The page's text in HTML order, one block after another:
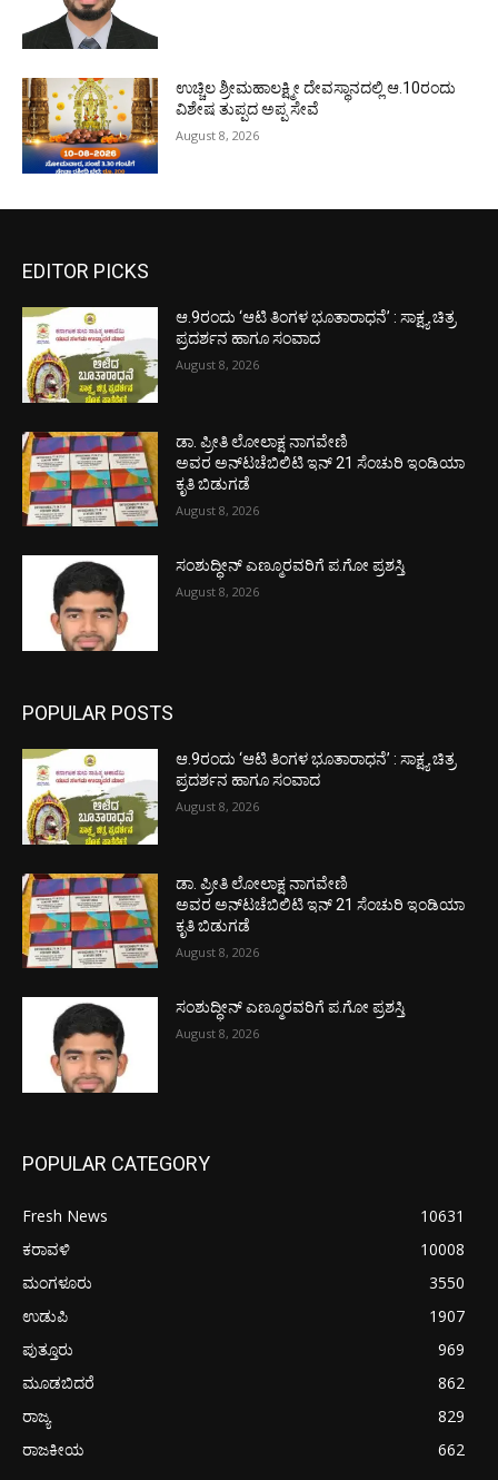
ಉಚ್ಚಿಲ ಶ್ರೀಮಹಾಲಕ್ಷ್ಮೀ ದೇವಸ್ಥಾನದಲ್ಲಿ ಆ.10ರಂದು
ವಿಶೇಷ ತುಪ್ಪದ ಅಪ್ಪ ಸೇವೆ
August 8, 2026
EDITOR PICKS
ಆ.9ರಂದು ‘ಆಟಿ ತಿಂಗಳ ಭೂತಾರಾಧನೆ’ : ಸಾಕ್ಷ್ಯ ಚಿತ್ರ
ಪ್ರದರ್ಶನ ಹಾಗೂ ಸಂವಾದ
August 8, 2026
ಡಾ. ಪ್ರೀತಿ ಲೋಲಾಕ್ಷ ನಾಗವೇಣಿ
ಅವರ ಅನ್‌ಟಚೆಬಿಲಿಟಿ ಇನ್ 21 ಸೆಂಚುರಿ ಇಂಡಿಯಾ
ಕೃತಿ ಬಿಡುಗಡೆ
August 8, 2026
ಸಂಶುದ್ಧೀನ್ ಎಣ್ಮೂರವರಿಗೆ ಪ.ಗೋ ಪ್ರಶಸ್ತಿ
August 8, 2026
POPULAR POSTS
ಆ.9ರಂದು ‘ಆಟಿ ತಿಂಗಳ ಭೂತಾರಾಧನೆ’ : ಸಾಕ್ಷ್ಯ ಚಿತ್ರ
ಪ್ರದರ್ಶನ ಹಾಗೂ ಸಂವಾದ
August 8, 2026
ಡಾ. ಪ್ರೀತಿ ಲೋಲಾಕ್ಷ ನಾಗವೇಣಿ
ಅವರ ಅನ್‌ಟಚೆಬಿಲಿಟಿ ಇನ್ 21 ಸೆಂಚುರಿ ಇಂಡಿಯಾ
ಕೃತಿ ಬಿಡುಗಡೆ
August 8, 2026
ಸಂಶುದ್ಧೀನ್ ಎಣ್ಮೂರವರಿಗೆ ಪ.ಗೋ ಪ್ರಶಸ್ತಿ
August 8, 2026
POPULAR CATEGORY
Fresh News
10631
ಕರಾವಳಿ
10008
ಮಂಗಳೂರು
3550
ಉಡುಪಿ
1907
ಪುತ್ತೂರು
969
ಮೂಡಬಿದರೆ
862
ರಾಜ್ಯ
829
ರಾಜಕೀಯ
662